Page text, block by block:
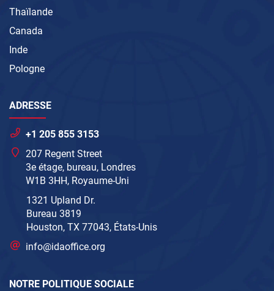
Thaïlande
Canada
Inde
Pologne
ADRESSE
+1 205 855 3153
207 Regent Street
3e étage, bureau, Londres
W1B 3HH, Royaume-Uni
1321 Upland Dr.
Bureau 3819
Houston, TX 77043, États-Unis
info@idaoffice.org
NOTRE POLITIQUE SOCIALE